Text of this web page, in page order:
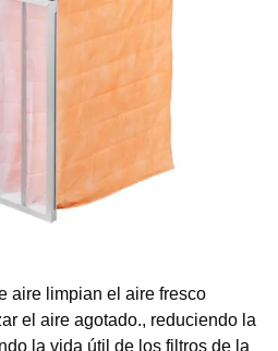
aire limpian el aire fresco
el aire agotado., reduciendo la
la vida útil de los filtros de la